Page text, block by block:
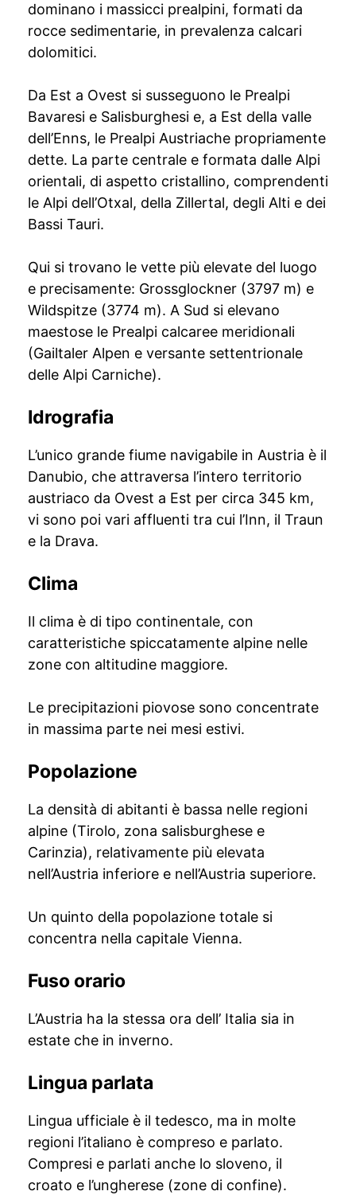
dominano i massicci prealpini, formati da
rocce sedimentarie, in prevalenza calcari
dolomitici.
Da Est a Ovest si susseguono le Prealpi
Bavaresi e Salisburghesi e, a Est della valle
dell’Enns, le Prealpi Austriache propriamente
dette. La parte centrale e formata dalle Alpi
orientali, di aspetto cristallino, comprendenti
le Alpi dell’Otxal, della Zillertal, degli Alti e dei
Bassi Tauri.
Qui si trovano le vette più elevate del luogo
e precisamente: Grossglockner (3797 m) e
Wildspitze (3774 m). A Sud si elevano
maestose le Prealpi calcaree meridionali
(Gailtaler Alpen e versante settentrionale
delle Alpi Carniche).
Idrografia
L’unico grande fiume navigabile in Austria è il
Danubio, che attraversa l’intero territorio
austriaco da Ovest a Est per circa 345 km,
vi sono poi vari affluenti tra cui l’Inn, il Traun
e la Drava.
Clima
Il clima è di tipo continentale, con
caratteristiche spiccatamente alpine nelle
zone con altitudine maggiore.
Le precipitazioni piovose sono concentrate
in massima parte nei mesi estivi.
Popolazione
La densità di abitanti è bassa nelle regioni
alpine (Tirolo, zona salisburghese e
Carinzia), relativamente più elevata
nell’Austria inferiore e nell’Austria superiore.
Un quinto della popolazione totale si
concentra nella capitale Vienna.
Fuso orario
L’Austria ha la stessa ora dell’ Italia sia in
estate che in inverno.
Lingua parlata
Lingua ufficiale è il tedesco, ma in molte
regioni l’italiano è compreso e parlato.
Compresi e parlati anche lo sloveno, il
croato e l’ungherese (zone di confine).